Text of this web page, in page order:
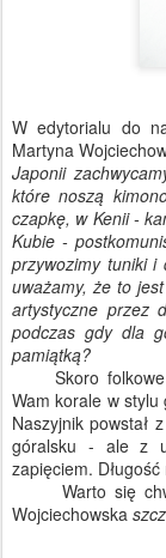
W edytorialu do
Martyna
Japonii
które noszą
czapkę, w Kenii -
Kubie -
przywozimy tuniki i
uważamy, że to
artystyczne przez
podczas gdy dla
pamiątką?
Skoro folkowe
Wam korale w stylu
Naszyjnik powstał
góralsku - ale z
zapięciem.
Warto się
Wojciechowska